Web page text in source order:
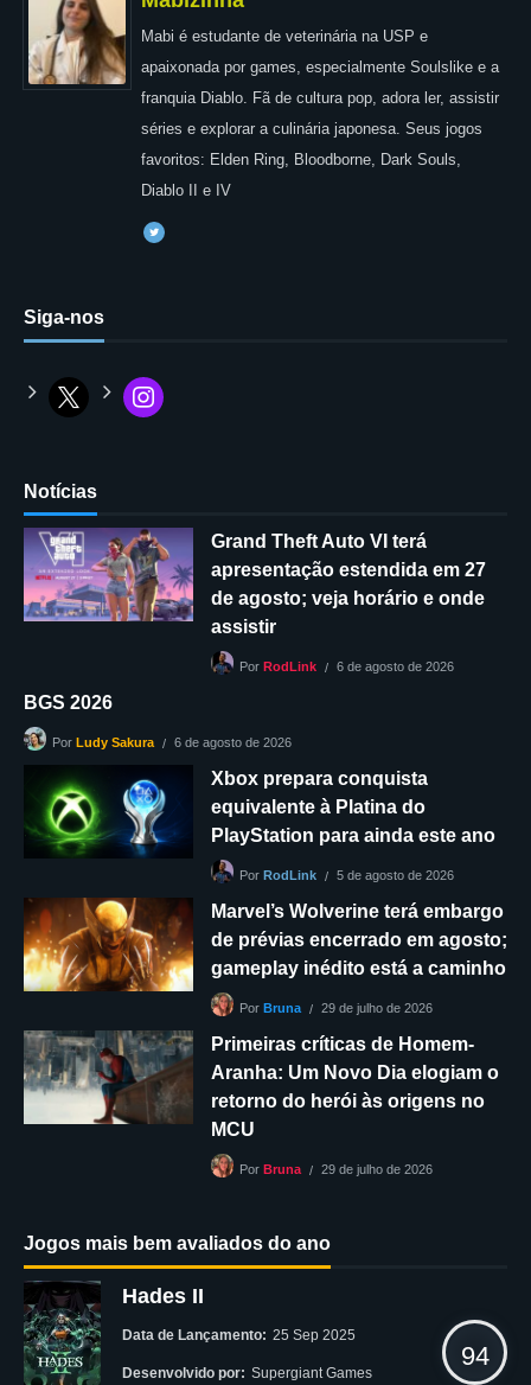
Mabi é estudante de veterinária na USP e
apaixonada por games, especialmente Soulslike e a
franquia Diablo. Fã de cultura pop, adora ler, assistir
séries e explorar a culinária japonesa. Seus jogos
favoritos: Elden Ring, Bloodborne, Dark Souls,
Diablo II e IV
Siga-nos
Notícias
Grand Theft Auto VI terá
apresentação estendida em 27
de agosto; veja horário e onde
assistir
Por RodLink 6 de agosto de 2026
BGS 2026
Por Ludy Sakura 6 de agosto de 2026
Xbox prepara conquista
equivalente à Platina do
PlayStation para ainda este ano
Por RodLink 5 de agosto de 2026
Marvel’s Wolverine terá embargo
de prévias encerrado em agosto;
gameplay inédito está a caminho
Por Bruna 29 de julho de 2026
Primeiras críticas de Homem-
Aranha: Um Novo Dia elogiam o
retorno do herói às origens no
MCU
Por Bruna 29 de julho de 2026
Jogos mais bem avaliados do ano
Hades II
Data de Lançamento: 25 Sep 2025
Desenvolvido por: Supergiant Games
94